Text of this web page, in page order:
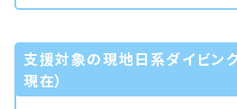
支援対象の現地日系ダイビン
現在）